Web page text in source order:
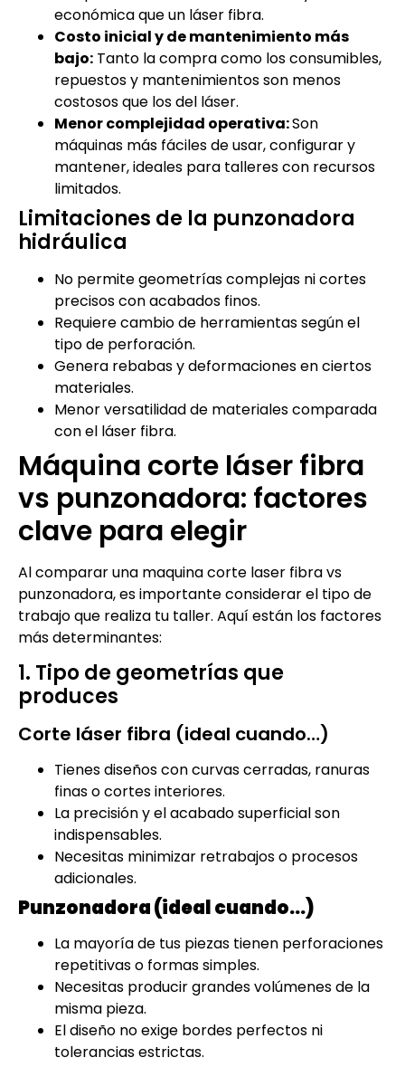
económica que un láser fibra.
Costo inicial y de mantenimiento más
bajo: Tanto la compra como los consumibles,
repuestos y mantenimientos son menos
costosos que los del láser.
Menor complejidad operativa:Son
máquinas más fáciles de usar, configurar y
mantener, ideales para talleres con recursos
limitados.
Limitaciones de la punzonadora
hidráulica
No permite geometrías complejas ni cortes
precisos con acabados finos.
Requiere cambio de herramientas según el
tipo de perforación.
Genera rebabas y deformaciones en ciertos
materiales.
Menor versatilidad de materiales comparada
con el láser fibra.
Máquina corte láser fibra
vs punzonadora: factores
clave para elegir
Al comparar una maquina corte laser fibra vs
punzonadora, es importante considerar el tipo de
trabajo que realiza tu taller. Aquí están los factores
más determinantes:
1. Tipo de geometrías que
produces
Corte láser fibra (ideal cuando…)
Tienes diseños con curvas cerradas, ranuras
finas o cortes interiores.
La precisión y el acabado superficial son
indispensables.
Necesitas minimizar retrabajos o procesos
adicionales.
Punzonadora (ideal cuando…)
La mayoría de tus piezas tienen perforaciones
repetitivas o formas simples.
Necesitas producir grandes volúmenes de la
misma pieza.
El diseño no exige bordes perfectos ni
tolerancias estrictas.